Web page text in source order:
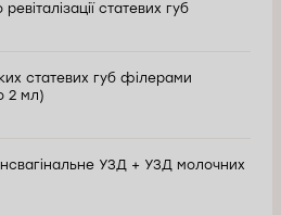
статевих губ
статевих губ філерами
2 мл)
УЗД + УЗД молочних